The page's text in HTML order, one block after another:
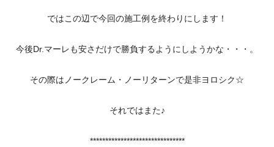
ではこの辺で今回の施工例を終わりにします！
今後Dr.マーレも安さだけで勝負するようにしようかな・・・。
その際はノークレーム・ノーリターンで是非ヨロシク☆
それではまた♪
*******************************